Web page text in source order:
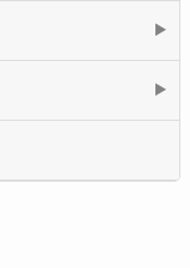
▶
▶